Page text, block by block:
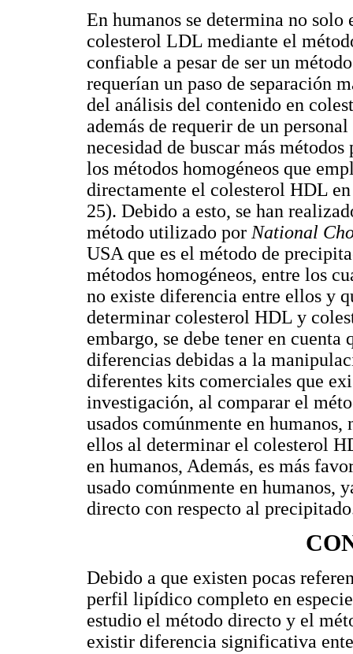
En humanos se determina no
colesterol LDL mediante el
confiable a pesar de ser un
requerían un paso de separación
del análisis del contenido en
además de requerir de un
necesidad de buscar más
los métodos homogéneos que
directamente el colesterol HDL
25). Debido a esto, se han
método utilizado por National
USA que es el método de
métodos homogéneos, entre los
no existe diferencia entre ellos y
determinar colesterol HDL y
embargo, se debe tener en cuenta
diferencias debidas a la
diferentes kits comerciales que
investigación, al comparar el
usados comúnmente en
ellos al determinar el colesterol
en humanos, Además, es más
usado comúnmente en humanos,
directo con respecto al
Debido a que existen pocas
perfil lipídico completo en
estudio el método directo y el
existir diferencia significativa